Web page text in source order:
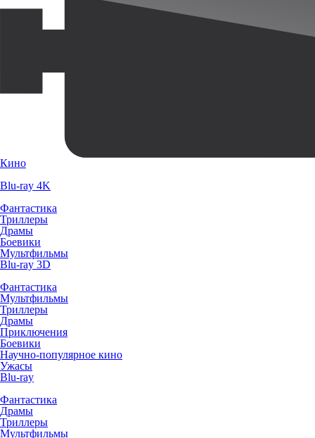
Кино
Blu-ray 4K
Фантастика
Триллеры
Драмы
Боевики
Мультфильмы
Blu-ray 3D
Фантастика
Мультфильмы
Триллеры
Драмы
Приключения
Боевики
Научно-популярное кино
Ужасы
Blu-ray
Фантастика
Драмы
Триллеры
Мультфильмы